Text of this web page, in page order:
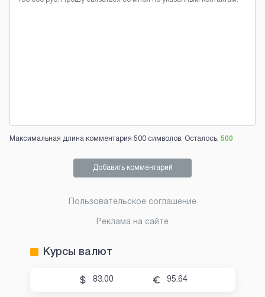
Максимальная длина комментария 500 символов. Осталось: 500
Добавить комментарий
Пользовательское соглашение
Реклама на сайте
Курсы валют
83.00 95.64